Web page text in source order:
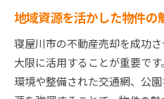
地域資源を活かした物件の
寝屋川市の不動産売却を成功
大限に活用することが重要で
環境や整備された交通網、公